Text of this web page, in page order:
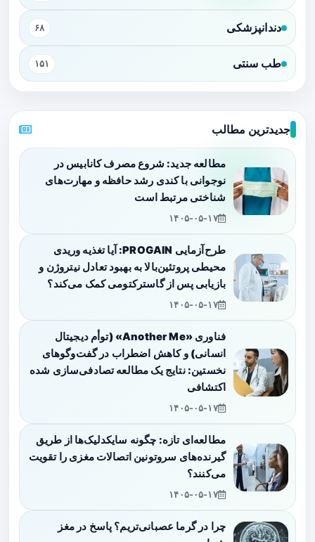
دندانپزشکی ۶۸
طب سنتی ۱۵۱
جدیدترین مطالب
مطالعه جدید: شروع مصرف کانابیس در
نوجوانی با کندی رشد حافظه و مهارت‌های
شناختی مرتبط است
۱۴۰۵-۰۵-۱۷
طرح‌آزمایی PROGAIN: آیا تغذیه وریدی
محیطی پروتئین‌بالا به بهبود تعادل نیتروژن و
بازیابی پس از گاسترکتومی کمک می‌کند؟
۱۴۰۵-۰۵-۱۷
فناوری «Another Me» (توأم دیجیتال
انسانی) و کاهش اضطراب در گفت‌وگوهای
نخستین: نتایج یک مطالعه تصادفی‌سازی شده
اکتشافی
۱۴۰۵-۰۵-۱۷
مطالعه‌ای تازه: چگونه سایکدلیک‌ها از طریق
گیرنده‌های سروتونین اتصالات مغزی را تقویت
می‌کنند؟
۱۴۰۵-۰۵-۱۷
چرا در گرما عصبانی‌تریم؟ پاسخ در مغز